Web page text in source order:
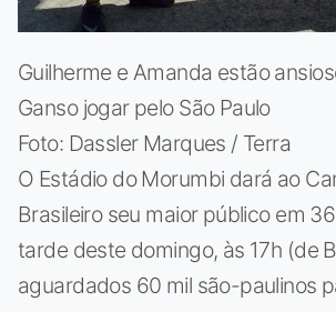
Guilherme e Amanda estão
Ganso jogar pelo São Paulo
Foto: Dassler Marques / Terra
O Estádio do Morumbi dará ao
Brasileiro seu maior público em
tarde deste domingo, às 17h (de
aguardados 60 mil são-paulinos